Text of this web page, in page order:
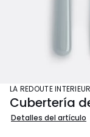
LA REDOUTE
Cubertería
Detalles del artículo